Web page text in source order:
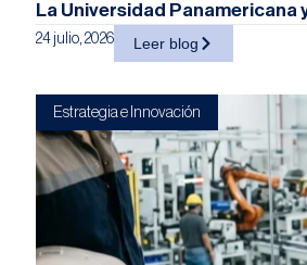
La Universidad
24 julio, 2026 Leer blog
Estrategia e Innovación